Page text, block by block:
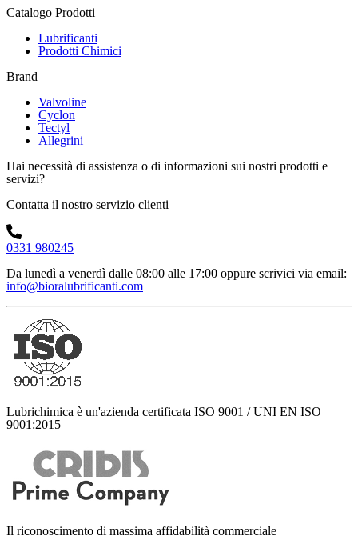
Catalogo Prodotti
Lubrificanti
Prodotti Chimici
Brand
Valvoline
Cyclon
Tectyl
Allegrini
Hai necessità di assistenza o di informazioni sui nostri prodotti e
servizi?
Contatta il nostro servizio clienti
0331 980245
Da lunedì a venerdì dalle 08:00 alle 17:00 oppure scrivici via email:
info@bioralubrificanti.com
Lubrichimica è un'azienda certificata ISO 9001 / UNI EN ISO
9001:2015
Il riconoscimento di massima affidabilità commerciale